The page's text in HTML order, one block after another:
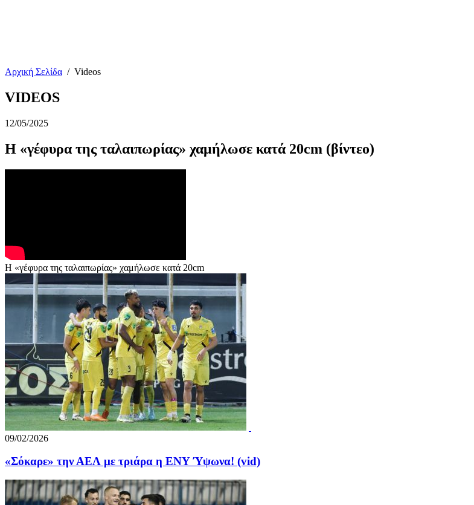
Αρχική Σελίδα / Videos
VIDEOS
12/05/2025
H «γέφυρα της ταλαιπωρίας» χαμήλωσε κατά 20cm (βίντεο)
H «γέφυρα της ταλαιπωρίας» χαμήλωσε κατά 20cm
09/02/2026
«Σόκαρε» την ΑΕΛ με τριάρα η ΕΝΥ Ύψωνα! (vid)